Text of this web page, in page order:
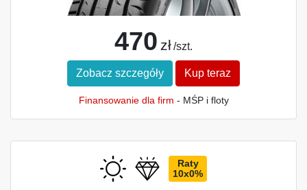
470 zł /szt.
Zobacz szczegóły Kup teraz
Finansowanie dla firm - MŚP i floty
Raty
10x0%